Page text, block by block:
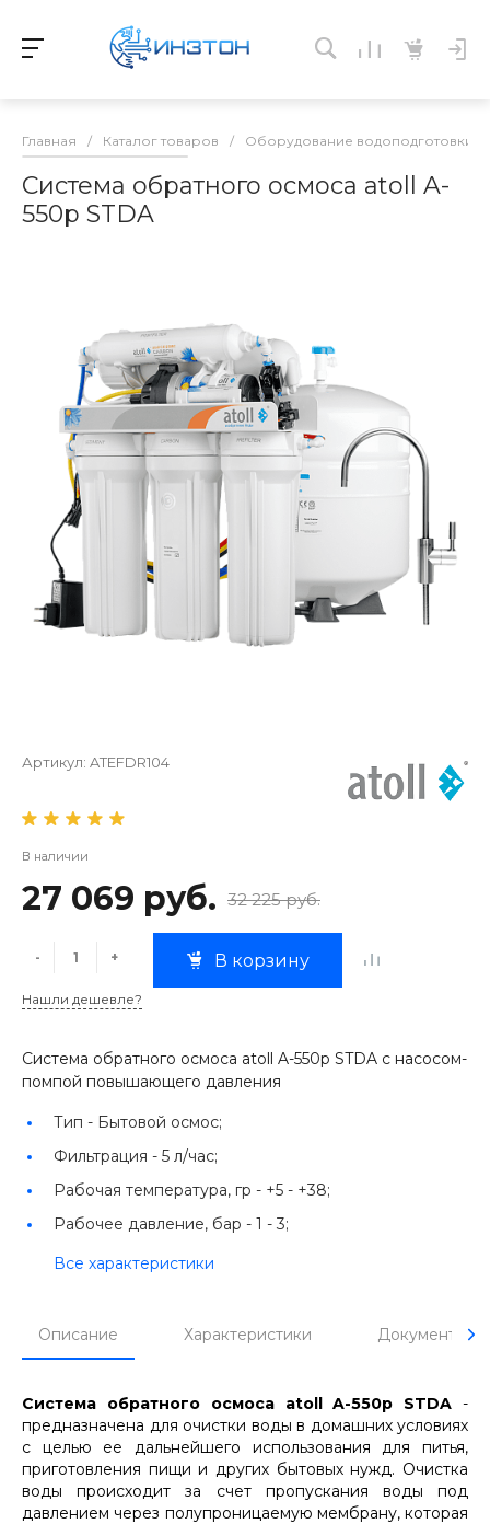
Главная / Каталог товаров / Оборудование водоподготовки и
Система обратного осмоса atoll A-
550p STDA
Артикул: ATEFDR104
В наличии
27 069 руб. 32 225 руб.
- + В корзину
Нашли дешевле?
Система обратного осмоса atoll A-550p STDA c насосом-
помпой повышающего давления
Тип - Бытовой осмос;
Фильтрация - 5 л/час;
Рабочая температура, гр - +5 - +38;
Рабочее давление, бар - 1 - 3;
Все характеристики
Описание Характеристики Документы
Система обратного осмоса atoll A-550p STDA -
предназначена для очистки воды в домашних условиях
с целью ее дальнейшего использования для питья,
приготовления пищи и других бытовых нужд. Очистка
воды происходит за счет пропускания воды под
давлением через полупроницаемую мембрану, которая